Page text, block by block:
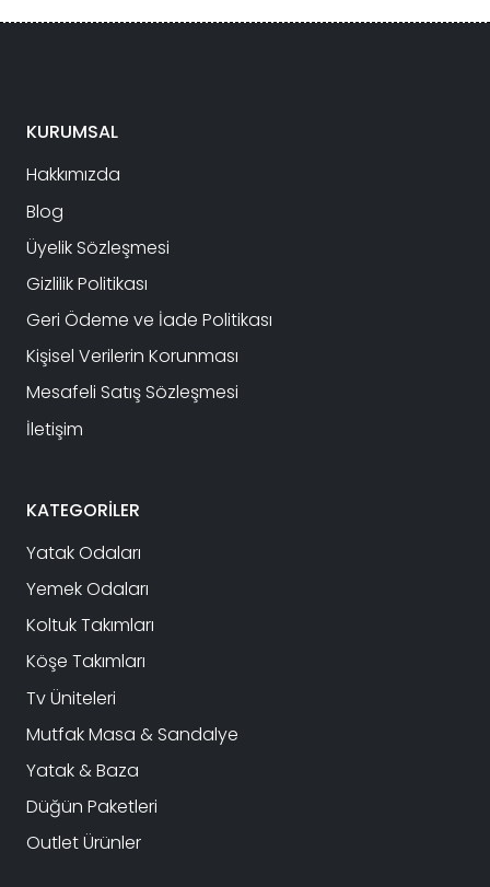
KURUMSAL
Hakkımızda
Blog
Üyelik Sözleşmesi
Gizlilik Politikası
Geri Ödeme ve İade Politikası
Kişisel Verilerin Korunması
Mesafeli Satış Sözleşmesi
İletişim
KATEGORİLER
Yatak Odaları
Yemek Odaları
Koltuk Takımları
Köşe Takımları
Tv Üniteleri
Mutfak Masa & Sandalye
Yatak & Baza
Düğün Paketleri
Outlet Ürünler